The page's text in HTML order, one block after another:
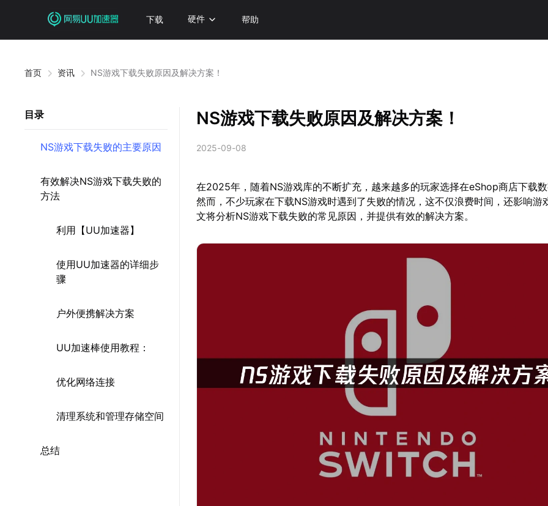
下载 硬件 帮助
首页 资讯 NS游戏下载失败原因及解决方案！
目录
NS游戏下载失败的主要原因
有效解决NS游戏下载失败的
方法
利用【UU加速器】
使用UU加速器的详细步
骤
户外便携解决方案
UU加速棒使用教程：
优化网络连接
清理系统和管理存储空间
总结
NS游戏下载失败原因及解决方案！
2025-09-08
在2025年，随着NS游戏库的不断扩充，越来越多的玩家选择在eShop商店下载数
然而，不少玩家在下载NS游戏时遇到了失败的情况，这不仅浪费时间，还影响游
文将分析NS游戏下载失败的常见原因，并提供有效的解决方案。